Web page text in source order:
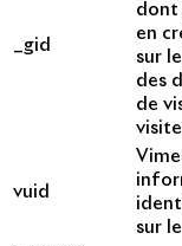
_gid
dont
en
sur
des
de
vuid
sur